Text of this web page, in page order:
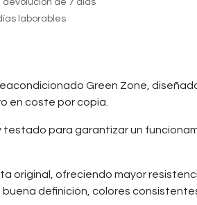
devolución de 7 días
laborables
Green Zone,
en coste por copia.
para garantizar un
original, ofreciendo mayor
definición, colores